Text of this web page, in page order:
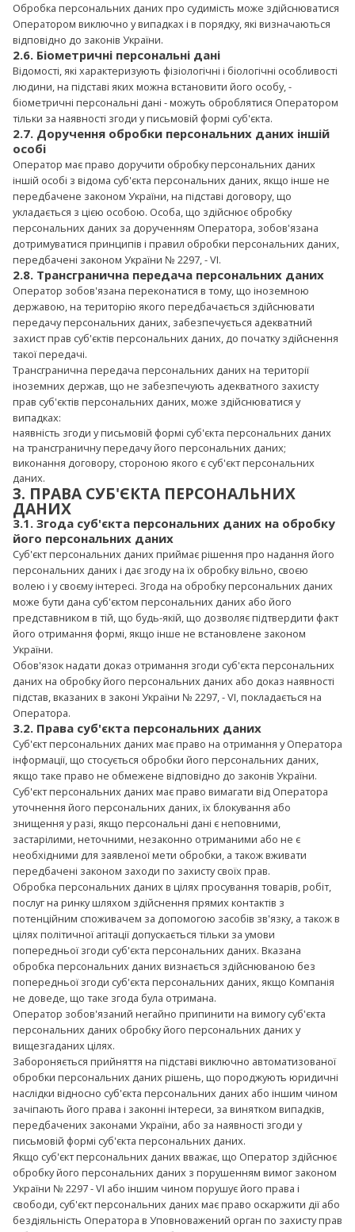
Обробка персональних даних про судимість може здійснюватися
Оператором виключно у випадках і в порядку, які визначаються
відповідно до законів України.
2.6. Біометричні персональні дані
Відомості, які характеризують фізіологічні і біологічні особливості
людини, на підставі яких можна встановити його особу, -
біометричні персональні дані - можуть оброблятися Оператором
тільки за наявності згоди у письмовій формі суб'єкта.
2.7. Доручення обробки персональних даних іншій
особі
Оператор має право доручити обробку персональних даних
іншій особі з відома суб'єкта персональних даних, якщо інше не
передбачене законом України, на підставі договору, що
укладається з цією особою. Особа, що здійснює обробку
персональних даних за дорученням Оператора, зобов'язана
дотримуватися принципів і правил обробки персональних даних,
передбачені законом України № 2297, - VI.
2.8. Трансгранична передача персональних даних
Оператор зобов'язана переконатися в тому, що іноземною
державою, на територію якого передбачається здійснювати
передачу персональних даних, забезпечується адекватний
захист прав суб'єктів персональних даних, до початку здійснення
такої передачі.
Трансгранична передача персональних даних на території
іноземних держав, що не забезпечують адекватного захисту
прав суб'єктів персональних даних, може здійснюватися у
випадках:
наявність згоди у письмовій формі суб'єкта персональних даних
на трансграничну передачу його персональних даних;
виконання договору, стороною якого є суб'єкт персональних
даних.
3. ПРАВА СУБ'ЄКТА ПЕРСОНАЛЬНИХ
ДАНИХ
3.1. Згода суб'єкта персональних даних на обробку
його персональних даних
Суб'єкт персональних даних приймає рішення про надання його
персональних даних і дає згоду на їх обробку вільно, своєю
волею і у своєму інтересі. Згода на обробку персональних даних
може бути дана суб'єктом персональних даних або його
представником в тій, що будь-якій, що дозволяє підтвердити факт
його отримання формі, якщо інше не встановлене законом
України.
Обов'язок надати доказ отримання згоди суб'єкта персональних
даних на обробку його персональних даних або доказ наявності
підстав, вказаних в законі України № 2297, - VI, покладається на
Оператора.
3.2. Права суб'єкта персональних даних
Суб'єкт персональних даних має право на отримання у Оператора
інформації, що стосується обробки його персональних даних,
якщо таке право не обмежене відповідно до законів України.
Суб'єкт персональних даних має право вимагати від Оператора
уточнення його персональних даних, їх блокування або
знищення у разі, якщо персональні дані є неповними,
застарілими, неточними, незаконно отриманими або не є
необхідними для заявленої мети обробки, а також вживати
передбачені законом заходи по захисту своїх прав.
Обробка персональних даних в цілях просування товарів, робіт,
послуг на ринку шляхом здійснення прямих контактів з
потенційним споживачем за допомогою засобів зв'язку, а також в
цілях політичної агітації допускається тільки за умови
попередньої згоди суб'єкта персональних даних. Вказана
обробка персональних даних визнається здійснюваною без
попередньої згоди суб'єкта персональних даних, якщо Компанія
не доведе, що таке згода була отримана.
Оператор зобов'язаний негайно припинити на вимогу суб'єкта
персональних даних обробку його персональних даних у
вищезгаданих цілях.
Забороняється прийняття на підставі виключно автоматизованої
обробки персональних даних рішень, що породжують юридичні
наслідки відносно суб'єкта персональних даних або іншим чином
зачіпають його права і законні інтереси, за винятком випадків,
передбачених законами України, або за наявності згоди у
письмовій формі суб'єкта персональних даних.
Якщо суб'єкт персональних даних вважає, що Оператор здійснює
обробку його персональних даних з порушенням вимог законом
України № 2297 - VI або іншим чином порушує його права і
свободи, суб'єкт персональних даних має право оскаржити дії або
бездіяльність Оператора в Уповноважений орган по захисту прав
Завантаження таймера...
Встигніть записатися